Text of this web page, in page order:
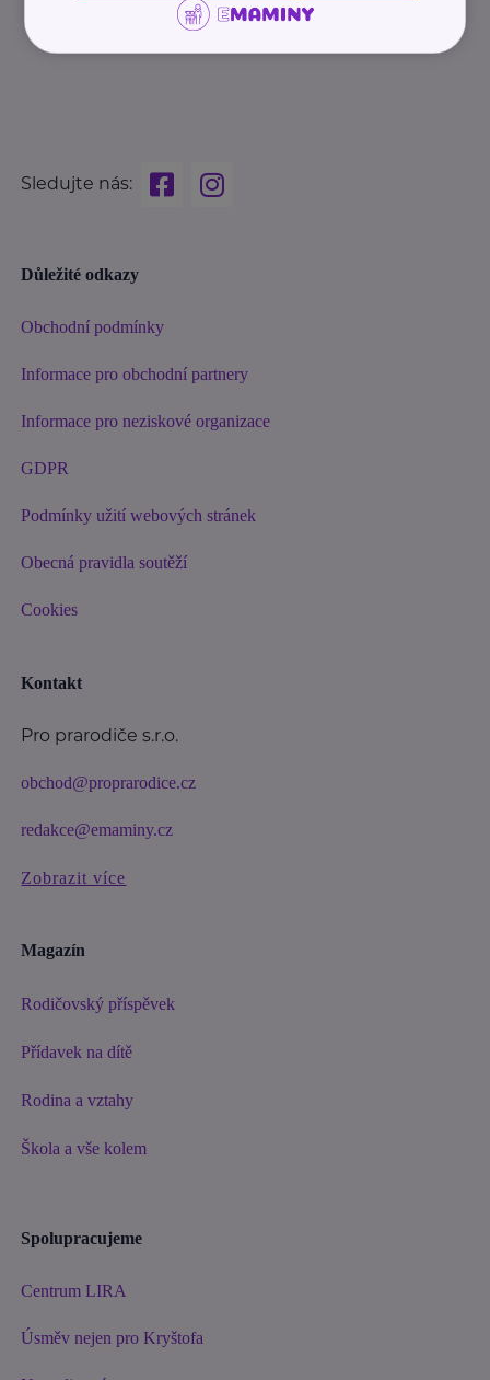
Sledujte nás:
Důležité odkazy
Obchodní podmínky
Informace pro obchodní partnery
Informace pro neziskové organizace
GDPR
Podmínky užití webových stránek
Obecná pravidla soutěží
Cookies
Kontakt
Pro prarodiče s.r.o.
obchod@proprarodice.cz
redakce@emaminy.cz
Zobrazit více
Magazín
Rodičovský příspěvek
Přídavek na dítě
Rodina a vztahy
Škola a vše kolem
Spolupracujeme
Centrum LIRA
Úsměv nejen pro Kryštofa